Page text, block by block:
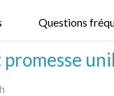
Questions